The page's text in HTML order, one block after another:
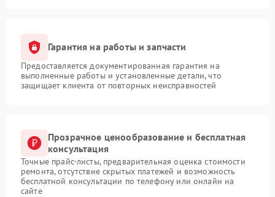
Гарантия на работы и запчасти
Предоставляется документированная гарантия на
выполненные работы и установленные детали, что
защищает клиента от повторных неисправностей
Прозрачное ценообразование и бесплатная
консультация
Точные прайс-листы, предварительная оценка стоимости
ремонта, отсутствие скрытых платежей и возможность
бесплатной консультации по телефону или онлайн на
сайте